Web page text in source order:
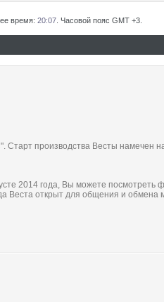
время: 20:07 . Часовой пояс GMT +3.
производства Весты намечен
2014 года, Вы можете посмотреть
Веста открыт для общения и